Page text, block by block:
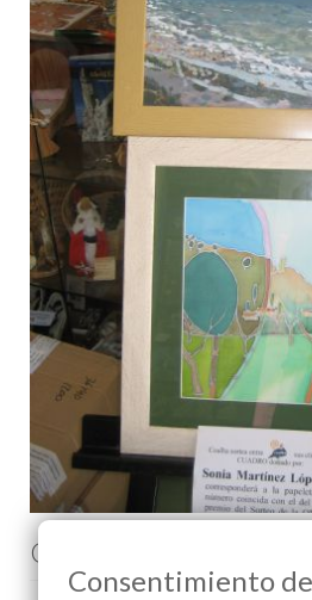
Comenta esta noticia
Consentimiento